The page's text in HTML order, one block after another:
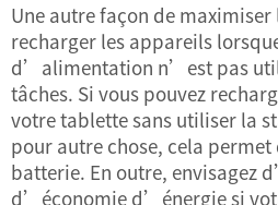
Une autre façon de
recharger les appareils
d’alimentation n’est pas
tâches. Si vous pouvez
votre tablette sans utiliser la
pour autre chose, cela
batterie. En outre, envisagez
d’économie d’énergie si